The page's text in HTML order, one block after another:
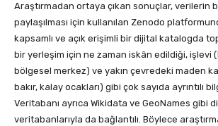
Araştırmadan ortaya çıkan sonuçlar, verilerin
paylaşılması için kullanılan Zenodo
kapsamlı ve açık erişimli bir dijital katalogda
bir yerleşim için ne zaman iskân edildiği, işlevi
bölgesel merkez) ve yakın çevredeki maden
bakır, kalay ocakları) gibi çok sayıda ayrıntılı
Veritabanı ayrıca Wikidata ve GeoNames gibi
veritabanlarıyla da bağlantılı. Böylece